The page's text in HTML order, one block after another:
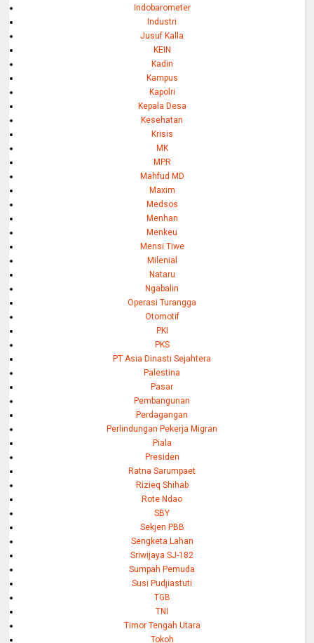
Indobarometer
Industri
Jusuf Kalla
KEIN
Kadin
Kampus
Kapolri
Kepala Desa
Kesehatan
Krisis
MK
MPR
Mahfud MD
Maxim
Medsos
Menhan
Menkeu
Mensi Tiwe
Milenial
Nataru
Ngabalin
Operasi Turangga
Otomotif
PKI
PKS
PT Asia Dinasti Sejahtera
Palestina
Pasar
Pembangunan
Perdagangan
Perlindungan Pekerja Migran
Piala
Presiden
Ratna Sarumpaet
Rizieq Shihab
Rote Ndao
SBY
Sekjen PBB
Sengketa Lahan
Sriwijaya SJ-182
Sumpah Pemuda
Susi Pudjiastuti
TGB
TNI
Timor Tengah Utara
Tokoh